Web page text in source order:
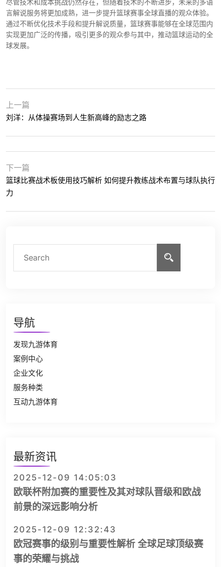
尽管技术和成本挑战仍然存在，但随着技术的不断进步，未来的多语
言解说服务将更加成熟，进一步提升篮球赛事全球直播的观众体验。
通过不断优化技术手段和提升解说质量，篮球赛事能够在全球范围内
实现更加广泛的传播，吸引更多的观众参与其中，推动篮球运动的全
球发展。
上一篇
刘洋：从体操赛场到人生新高峰的励志之路
下一篇
篮球比赛战术板使用技巧解析 如何提升教练战术布置与球队执行
力
导航
发现九游体育
案例中心
企业文化
服务种类
互动九游体育
最新资讯
2025-12-09 14:05:03
欧联杯附加赛的重要性及其对球队晋级和欧战
前景的深远影响分析
2025-12-09 12:32:43
欧冠赛事的级别与重要性解析 全球足球顶级赛
事的荣耀与挑战